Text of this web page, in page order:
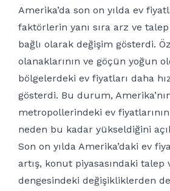
Amerika’da son on yılda ev
faktörlerin yanı sıra arz ve
bağlı olarak değişim gösterdi.
olanaklarının ve göçün yoğun
bölgelerdeki ev fiyatları daha
gösterdi. Bu durum,
metropollerindeki ev
neden bu kadar yükseldiğini
Son on yılda Amerika’daki ev
artış, konut piyasasındaki talep
dengesindeki değişikliklerden